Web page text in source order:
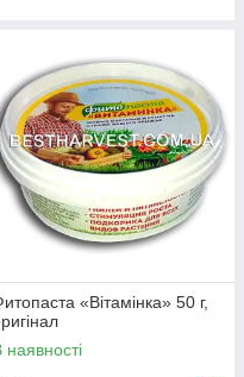
«Вітамінка» 50 г,
наявності